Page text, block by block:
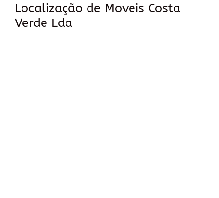
Localização de Moveis Costa
Verde Lda